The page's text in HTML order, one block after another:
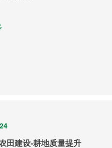
田建设-耕地质量提升